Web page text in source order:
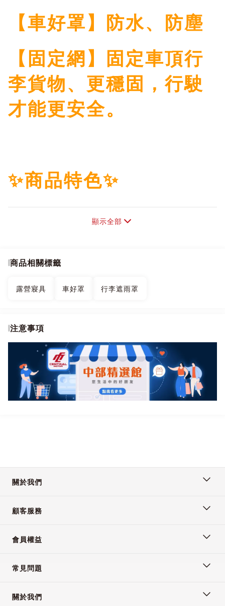
【車好罩】防水、防塵
【固定網】固定車頂行
李貨物、更穩固，行駛
才能更安全。
✨商品特色✨
設計雙十字快速交叉快
採用120D防水銀膠牛津
布材質更堅固
外層加強防撥水塗層防
水效果更佳
高度設計加強可容許
包袱行李的型固定結
構，及取代車頂包尺寸
受限問題。
顯示全部
商品相關標籤
露營寢具 車好罩 行李遮雨罩
注意事項
關於我們
顧客服務
會員權益
常見問題
關於我們